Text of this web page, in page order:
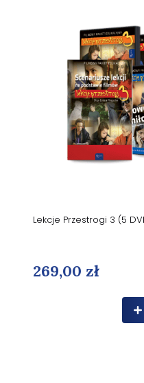
Lekcje Przestrogi 3 (5
269,00 zł